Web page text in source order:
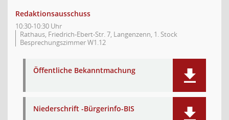
Redaktionsausschuss
10:30-10:30 Uhr
Rathaus, Friedrich-Ebert-Str. 7, Langenzenn, 1. Stock
Besprechungszimmer W1.12
Öffentliche Bekanntmachung
Niederschrift -Bürgerinfo-BIS